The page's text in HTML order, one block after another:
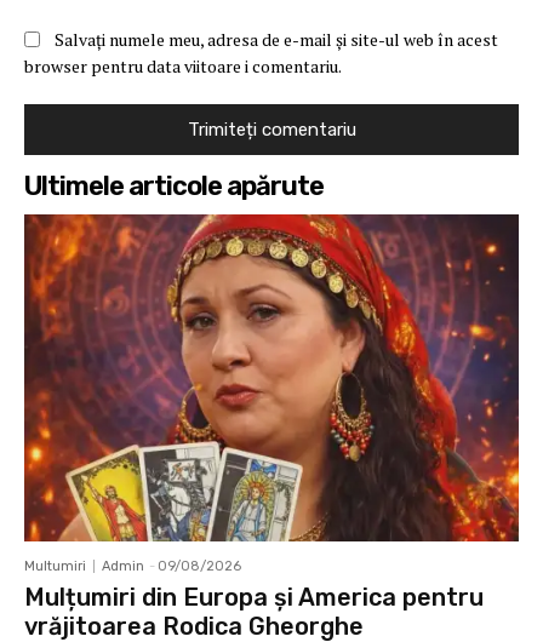
Salvați numele meu, adresa de e-mail și site-ul web în acest
browser pentru data viitoare i comentariu.
Ultimele articole apărute
Multumiri Admin - 09/08/2026
Mulțumiri din Europa și America pentru
vrăjitoarea Rodica Gheorghe